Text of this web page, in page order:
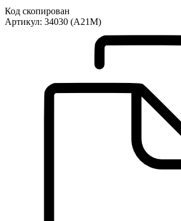
Код скопирован
Артикул: 34030 (A21M)